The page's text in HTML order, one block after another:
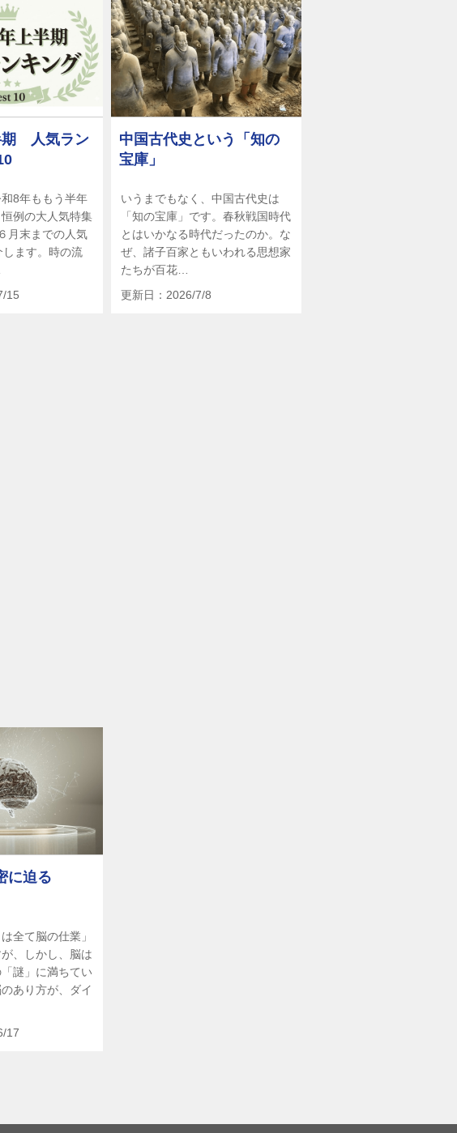
期 人気ラン
8年ももう半年
例の大人気特集
月末までの人気
ます。時の流
15
中国古代史という「知の
宝庫」
いうまでもなく、中国古代史は
「知の宝庫」です。春秋戦国時代
とはいかなる時代だったのか。な
ぜ、諸子百家ともいわれる思想家
たちが百花…
更新日：2026/7/8
に迫る
全て脳の仕業」
、しかし、脳は
謎」に満ちてい
あり方が、ダイ
17